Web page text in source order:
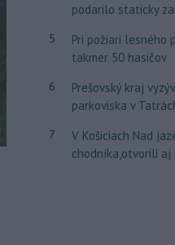
podarilo staticky
5
Pri požiari lesného
takmer 50 hasičov
6
Prešovský kraj
parkoviska v
7
V Košiciach Nad
chodníka,otvorili aj